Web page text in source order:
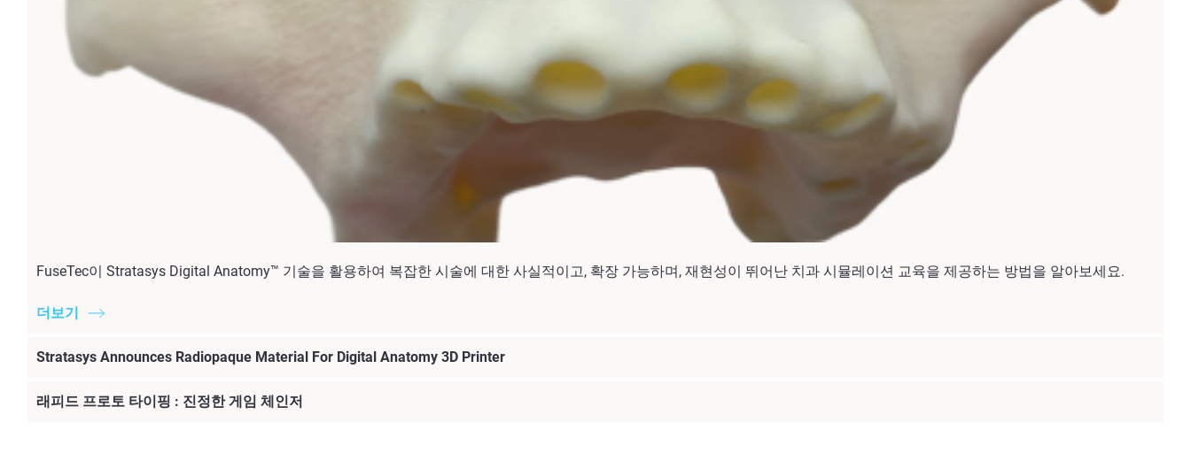
FuseTec이 Stratasys Digital Anatomy™ 기술을 활용하여 복잡한 시술에 대한 사실적이고, 확장 가능하며, 재현성이 뛰어난 치과 시뮬레이션 교육을 제공하는 방법을 알아보세요.
더보기
Stratasys Announces Radiopaque Material For Digital Anatomy 3D Printer
래피드 프로토 타이핑 : 진정한 게임 체인저